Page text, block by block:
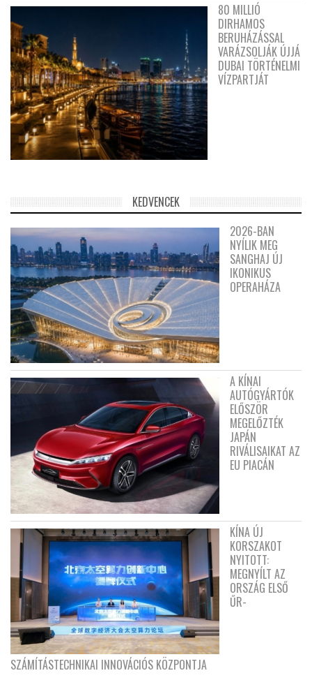
80 MILLIÓ
DIRHAMOS
BERUHÁZÁSSAL
VARÁZSOLJÁK ÚJJÁ
DUBAI TÖRTÉNELMI
VÍZPARTJÁT
KEDVENCEK
2026-BAN
NYÍLIK MEG
SANGHAJ ÚJ
IKONIKUS
OPERAHÁZA
A KÍNAI
AUTÓGYÁRTÓK
ELŐSZÖR
MEGELŐZTÉK
JAPÁN
RIVÁLISAIKAT AZ
EU PIACÁN
KÍNA ÚJ
KORSZAKOT
NYITOTT:
MEGNYÍLT AZ
ORSZÁG ELSŐ
ŰR-
SZÁMÍTÁSTECHNIKAI INNOVÁCIÓS KÖZPONTJA